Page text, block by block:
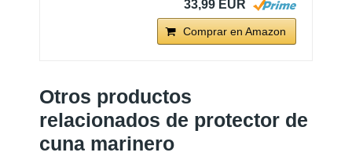
33,99 EUR
Comprar en Amazon
Otros productos
relacionados de protector de
cuna marinero